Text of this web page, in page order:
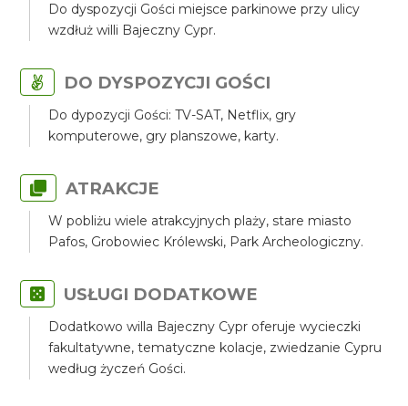
Do dyspozycji Gości miejsce parkinowe przy ulicy
wzdłuż willi Bajeczny Cypr.
DO DYSPOZYCJI GOŚCI
Do dypozycji Gości: TV-SAT, Netflix, gry
komputerowe, gry planszowe, karty.
ATRAKCJE
W pobliżu wiele atrakcyjnych plaży, stare miasto
Pafos, Grobowiec Królewski, Park Archeologiczny.
USŁUGI DODATKOWE
Dodatkowo willa Bajeczny Cypr oferuje wycieczki
fakultatywne, tematyczne kolacje, zwiedzanie Cypru
według życzeń Gości.